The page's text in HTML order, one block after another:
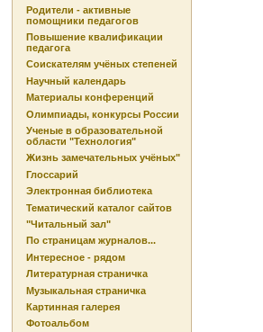
Родители - активные
помощники педагогов
Повышение квалификации
педагога
Соискателям учёных степеней
Научный календарь
Материалы конференций
Олимпиады, конкурсы России
Ученые в образовательной
области "Технология"
Жизнь замечательных учёных"
Глоссарий
Электронная библиотека
Тематический каталог сайтов
"Читальный зал"
По страницам журналов...
Интересное - рядом
Литературная страничка
Музыкальная страничка
Картинная галерея
Фотоальбом